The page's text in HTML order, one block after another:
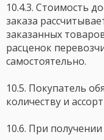
10.4.3. Стоимость
заказа
заказанных
расценок
самостоятельно.
10.5. Покупатель
количеству и
10.6. При